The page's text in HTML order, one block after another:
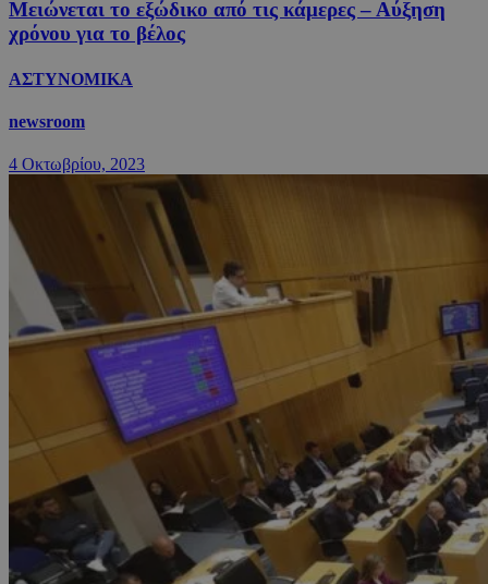
Μειώνεται το εξώδικο από τις κάμερες – Αύξηση
χρόνου για το βέλος
ΑΣΤΥΝΟΜΙΚΑ
newsroom
4 Οκτωβρίου, 2023